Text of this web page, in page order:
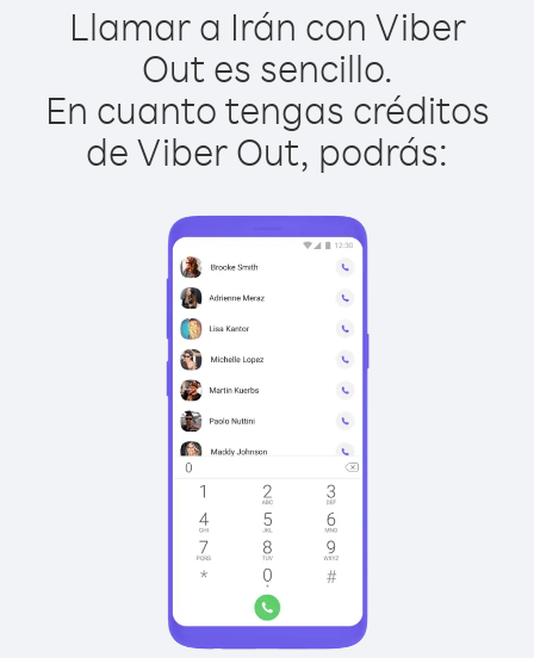
Llamar a Irán con Viber
Out es sencillo.
En cuanto tengas créditos
de Viber Out, podrás: